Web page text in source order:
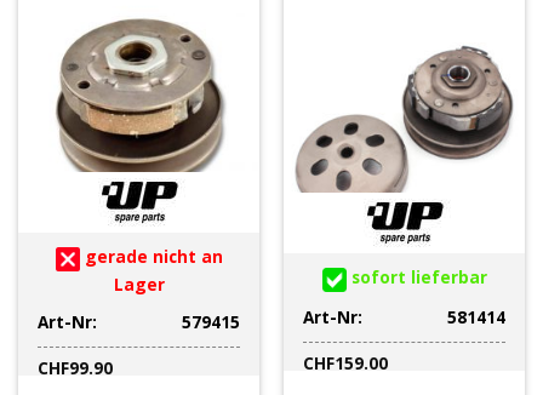
gerade nicht an
Lager
Art-Nr:
579415
CHF99.90
sofort lieferbar
Art-Nr:
581414
CHF159.00